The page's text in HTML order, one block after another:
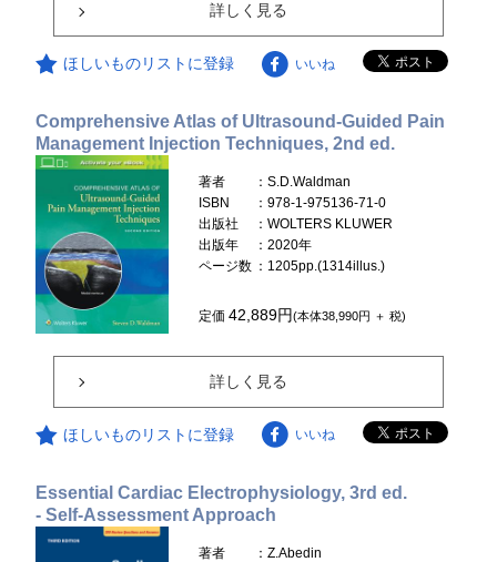
詳しく見る
ほしいものリストに登録 いいね
Comprehensive Atlas of Ultrasound-Guided Pain
Management Injection Techniques, 2nd ed.
著者
：S.D.Waldman
ISBN
：978-1-975136-71-0
出版社
：WOLTERS KLUWER
出版年
：2020年
ページ数 ：1205pp.(1314illus.)
定価42,889円(本体38,990円 ＋ 税)
詳しく見る
ほしいものリストに登録 いいね
Essential Cardiac Electrophysiology, 3rd ed.
- Self-Assessment Approach
著者
：Z.Abedin